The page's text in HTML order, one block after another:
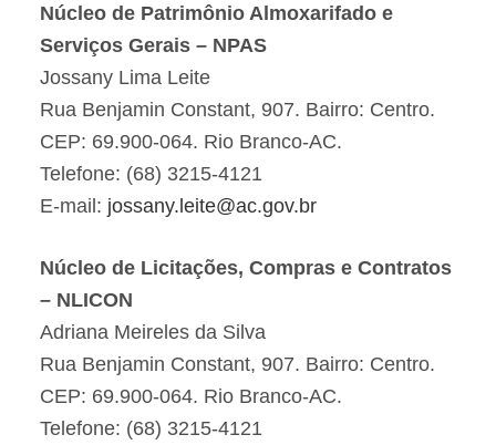
Núcleo de Patrimônio Almoxarifado e
Serviços Gerais – NPAS
Jossany Lima Leite
Rua Benjamin Constant, 907. Bairro: Centro.
CEP: 69.900-064. Rio Branco-AC.
Telefone: (68) 3215-4121
E-mail: jossany.leite@ac.gov.br
Núcleo de Licitações, Compras e Contratos
– NLICON
Adriana Meireles da Silva
Rua Benjamin Constant, 907. Bairro: Centro.
CEP: 69.900-064. Rio Branco-AC.
Telefone: (68) 3215-4121